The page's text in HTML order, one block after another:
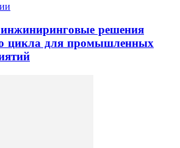
решения
цикла для промышленных